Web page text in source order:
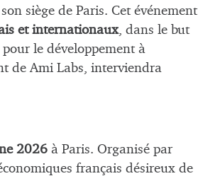
siège de Paris. Cet événement
et internationaux, dans le but
le développement à
de Ami Labs, interviendra
2026 à Paris. Organisé par
français désireux de